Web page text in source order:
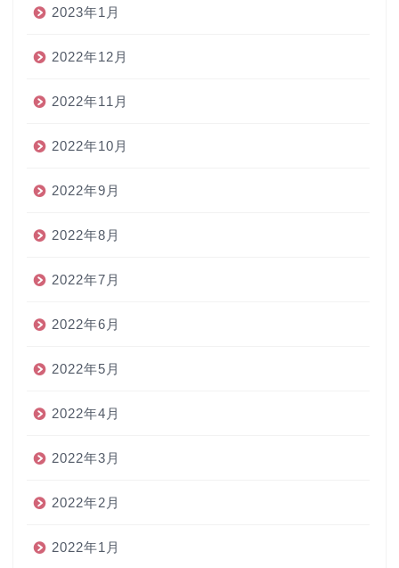
2023年1月
2022年12月
2022年11月
2022年10月
2022年9月
2022年8月
2022年7月
2022年6月
2022年5月
2022年4月
2022年3月
2022年2月
2022年1月